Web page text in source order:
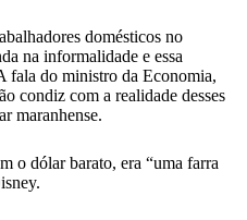
domésticos no
na informalidade e essa
fala do ministro da Economia,
condiz com a realidade desses
maranhense.
o dólar barato, era “uma farra